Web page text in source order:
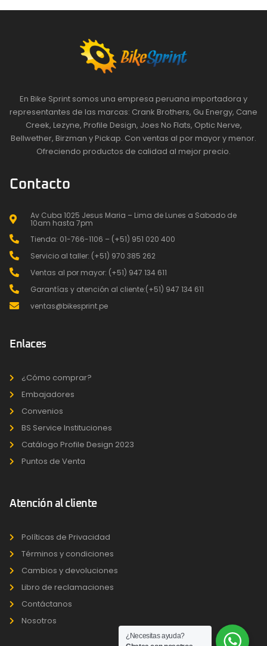
En Bike Sprint somos una empresa peruana importadora y
representantes de las marcas: Crank Brothers, Gu Energy, Cane
Creek, Lezyne, Profile Design, Joes No Flats, Optic Nerve,
Bellwether, Birzman y Pickap. Con ventas al por mayor y menor.
Ofreciendo productos de calidad al mejor precio.
Contacto
Av Cuba 1025 Jesus Maria – Lima de Lunes a Sabado de
10am hasta 7pm
Tienda: 01-766-1106 – (+51) 951 020 400
Servicio al taller: (+51) 970 385 262
Ventas al por mayor: (+51) 947 134 611
Garantías y atención al cliente:(+51) 947 134 611
ventas@bikesprint.pe
Enlaces
¿Cómo comprar?
Embajadores
Convenios
BS Service Instituciones
Catálogo Profile Design 2023
Puntos de Venta
Atención al cliente
Políticas de Privacidad
Términos y condiciones
Cambios y devoluciones
Libro de reclamaciones
Contáctanos
Nosotros
¿Necesitas ayuda?